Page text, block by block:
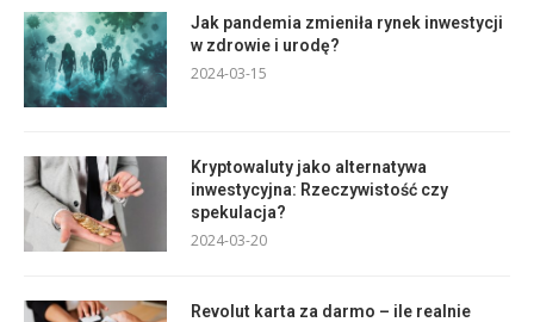
Jak pandemia zmieniła rynek inwestycji
w zdrowie i urodę?
2024-03-15
Kryptowaluty jako alternatywa
inwestycyjna: Rzeczywistość czy
spekulacja?
2024-03-20
Revolut karta za darmo – ile realnie